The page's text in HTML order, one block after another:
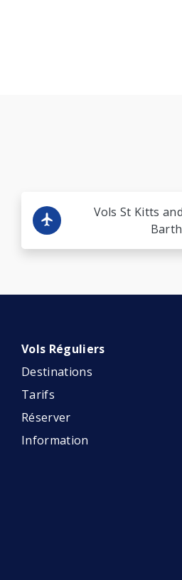
Vols St Kitts
Barth
Vols Réguliers
Destinations
Tarifs
Réserver
Information